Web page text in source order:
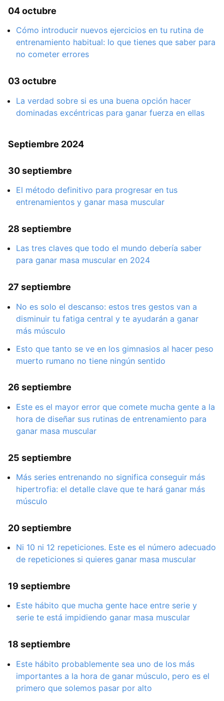
04 octubre
Cómo introducir nuevos ejercicios en tu rutina de
entrenamiento habitual: lo que tienes que saber para
no cometer errores
03 octubre
La verdad sobre si es una buena opción hacer
dominadas excéntricas para ganar fuerza en ellas
Septiembre 2024
30 septiembre
El método definitivo para progresar en tus
entrenamientos y ganar masa muscular
28 septiembre
Las tres claves que todo el mundo debería saber
para ganar masa muscular en 2024
27 septiembre
No es solo el descanso: estos tres gestos van a
disminuir tu fatiga central y te ayudarán a ganar
más músculo
Esto que tanto se ve en los gimnasios al hacer peso
muerto rumano no tiene ningún sentido
26 septiembre
Este es el mayor error que comete mucha gente a la
hora de diseñar sus rutinas de entrenamiento para
ganar masa muscular
25 septiembre
Más series entrenando no significa conseguir más
hipertrofia: el detalle clave que te hará ganar más
músculo
20 septiembre
Ni 10 ni 12 repeticiones. Este es el número adecuado
de repeticiones si quieres ganar masa muscular
19 septiembre
Este hábito que mucha gente hace entre serie y
serie te está impidiendo ganar masa muscular
18 septiembre
Este hábito probablemente sea uno de los más
importantes a la hora de ganar músculo, pero es el
primero que solemos pasar por alto